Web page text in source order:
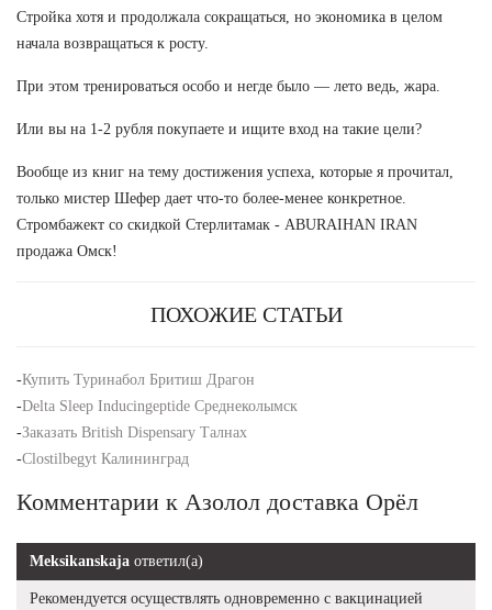
Стройка хотя и продолжала сокращаться, но экономика в целом
начала возвращаться к росту.
При этом тренироваться особо и негде было — лето ведь, жара.
Или вы на 1-2 рубля покупаете и ищите вход на такие цели?
Вообще из книг на тему достижения успеха, которые я прочитал,
только мистер Шефер дает что-то более-менее конкретное.
Стромбажект со скидкой Стерлитамак - ABURAIHAN IRAN
продажа Омск!
ПОХОЖИЕ СТАТЬИ
-Купить Туринабол Бритиш Драгон
-Delta Sleep Inducingeptide Среднеколымск
-Заказать British Dispensary Талнах
-Clostilbegyt Калининград
Комментарии к Азолол доставка Орёл
Meksikanskaja ответил(а)
Рекомендуется осуществлять одновременно с вакцинацией